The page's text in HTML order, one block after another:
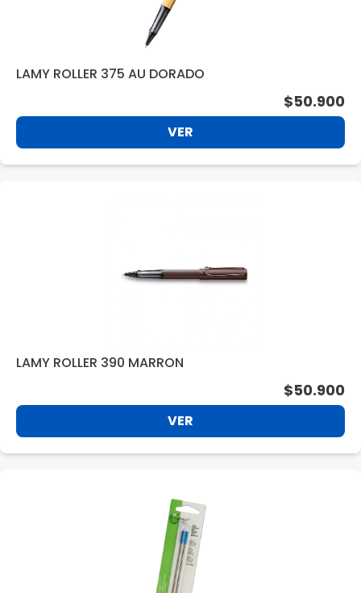
LAMY ROLLER 375 AU DORADO
$50.900
VER
LAMY ROLLER 390 MARRON
$50.900
VER